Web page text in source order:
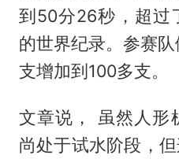
到50分26秒，超过
的世界纪录。参赛
支增加到100多支。
文章说， 虽然人形
尚处于试水阶段，